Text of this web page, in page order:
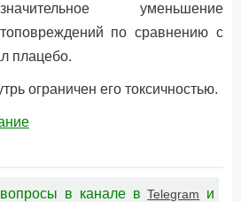
уменьшение
по сравнению с
плацебо.
ограничен его токсичностью.
в канале вTelegram и